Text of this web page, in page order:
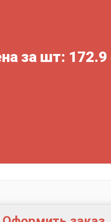
за шт: